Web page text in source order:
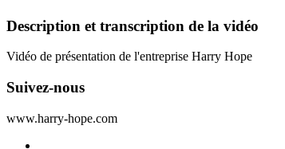
Description et transcription de la vidéo
Vidéo de présentation de l'entreprise Harry Hope
Suivez-nous
www.harry-hope.com